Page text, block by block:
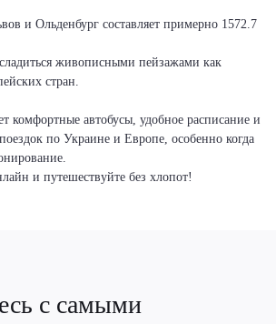
и Ольденбург составляет примерно 1572.7
живописными пейзажами как
стран.
комфортные автобусы, удобное расписание и
по Украине и Европе, особенно когда
и путешествуйте без хлопот!
с самыми